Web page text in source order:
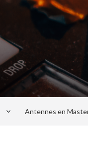
keyboard_arrow_down Antennes en